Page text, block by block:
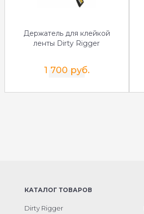
Держатель для клейкой
ленты Dirty Rigger
1 700 руб.
КАТАЛОГ ТОВАРОВ
Dirty Rigger